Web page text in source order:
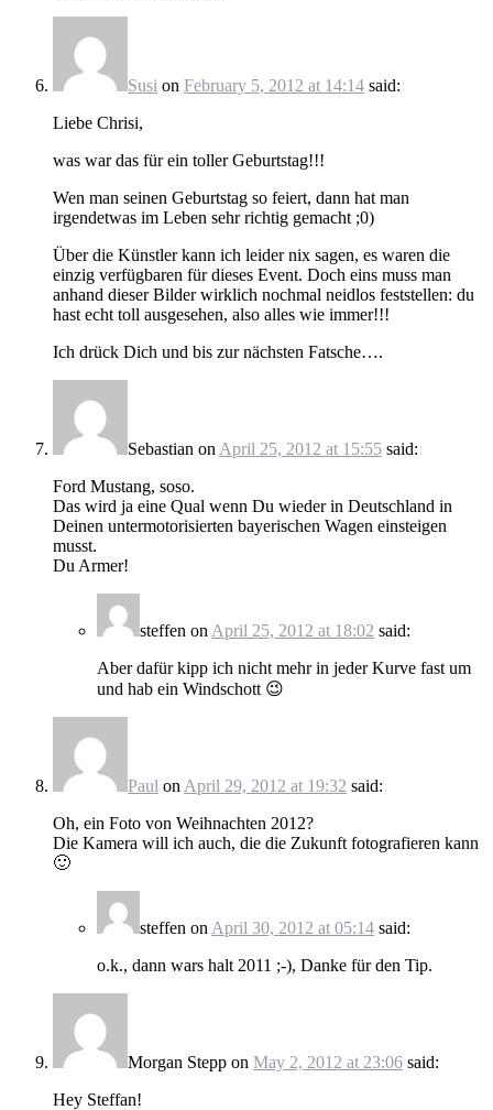
Susi on February 5, 2012 at 14:14 said:
Liebe Chrisi,
was war das für ein toller Geburtstag!!!
Wen man seinen Geburtstag so feiert, dann hat man
irgendetwas im Leben sehr richtig gemacht ;0)
Über die Künstler kann ich leider nix sagen, es waren die
einzig verfügbaren für dieses Event. Doch eins muss man
anhand dieser Bilder wirklich nochmal neidlos feststellen: du
hast echt toll ausgesehen, also alles wie immer!!!
Ich drück Dich und bis zur nächsten Fatsche….
Sebastian on April 25, 2012 at 15:55 said:
Ford Mustang, soso.
Das wird ja eine Qual wenn Du wieder in Deutschland in
Deinen untermotorisierten bayerischen Wagen einsteigen
musst.
Du Armer!
steffen on April 25, 2012 at 18:02 said:
Aber dafür kipp ich nicht mehr in jeder Kurve fast um
und hab ein Windschott 😉
Paul on April 29, 2012 at 19:32 said:
Oh, ein Foto von Weihnachten 2012?
Die Kamera will ich auch, die die Zukunft fotografieren kann
🙂
steffen on April 30, 2012 at 05:14 said:
o.k., dann wars halt 2011 ;-), Danke für den Tip.
Morgan Stepp on May 2, 2012 at 23:06 said:
Hey Steffan!